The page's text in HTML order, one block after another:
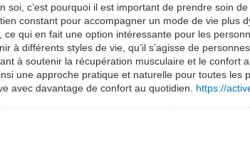
c’est pourquoi il est important de prendre soin
constant pour accompagner un mode de vie plus
qui en fait une option intéressante pour les
à différents styles de vie, qu’il s’agisse de
à soutenir la récupération musculaire et le confort
une approche pratique et naturelle pour toutes les
avec davantage de confort au quotidien. https://